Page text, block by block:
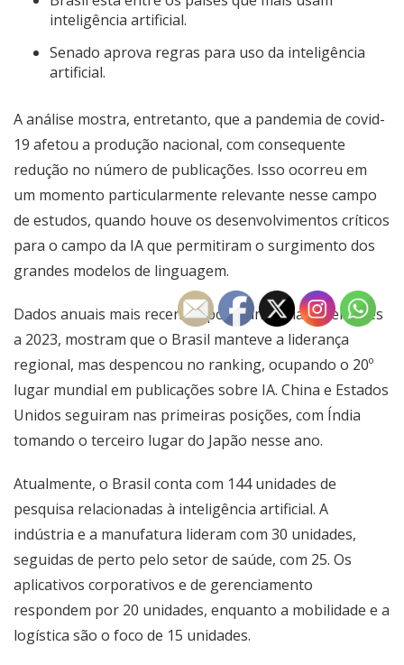
inteligência artificial.
Senado aprova regras para uso da inteligência
artificial.
A análise mostra, entretanto, que a pandemia de covid-
19 afetou a produção nacional, com consequente
redução no número de publicações. Isso ocorreu em
um momento particularmente relevante nesse campo
de estudos, quando houve os desenvolvimentos críticos
para o campo da IA que permitiram o surgimento dos
grandes modelos de linguagem.
Dados anuais mais recentes pós-pandemia, referentes
a 2023, mostram que o Brasil manteve a liderança
regional, mas despencou no ranking, ocupando o 20º
lugar mundial em publicações sobre IA. China e Estados
Unidos seguiram nas primeiras posições, com Índia
tomando o terceiro lugar do Japão nesse ano.
Atualmente, o Brasil conta com 144 unidades de
pesquisa relacionadas à inteligência artificial. A
indústria e a manufatura lideram com 30 unidades,
seguidas de perto pelo setor de saúde, com 25. Os
aplicativos corporativos e de gerenciamento
respondem por 20 unidades, enquanto a mobilidade e a
logística são o foco de 15 unidades.